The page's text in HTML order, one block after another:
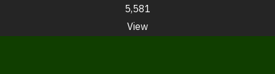
5,581
View